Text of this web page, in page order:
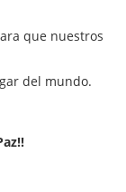
que nuestros
del mundo.